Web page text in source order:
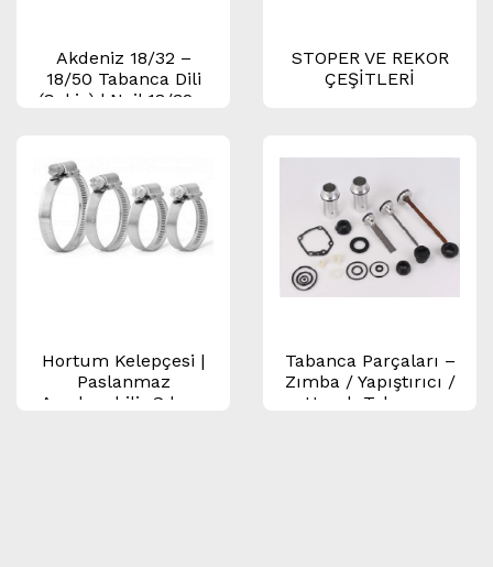
Akdeniz 18/32 –
18/50 Tabanca Dili
(Çekiç) | Nail 18/32 –
STOPER VE REKOR
ÇEŞİTLERİ
Hortum Kelepçesi |
Paslanmaz
Ayarlanabilir Sıkma
Tabanca Parçaları –
Zımba / Yapıştırıcı /
Havalı Tabanca